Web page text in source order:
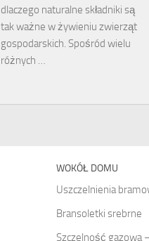
dlaczego naturalne składniki są
tak ważne w żywieniu zwierząt
gospodarskich. Spośród wielu
różnych …
WOKÓŁ DOMU
Uszczelnienia
Bransoletki srebrne
Szczelność gazowa